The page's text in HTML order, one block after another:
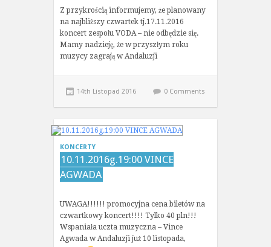
Z przykrością informujemy, że planowany
na najbliższy czwartek tj.17.11.2016
koncert zespołu VODA – nie odbędzie się.
Mamy nadzieję, że w przyszłym roku
muzycy zagrają w Andaluzji
14th Listopad 2016 0 Comments
KONCERTY
10.11.2016g.19:00 VINCE
AGWADA
UWAGA!!!!!! promocyjna cena biletów na
czwartkowy koncert!!!! Tylko 40 pln!!!
Wspaniała uczta muzyczna – Vince
Agwada w Andaluzji już 10 listopada,